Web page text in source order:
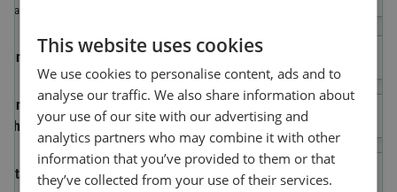
Țara în care este înmatriculat vehiculul.
Număr de înmatriculare
Numărul de identificare al
vehiculului (VIN)
Data de început a valabilității
This website uses cookies
We use cookies to personalise content, ads and to
analyse our traffic. We also share information about
your use of our site with our advertising and
analytics partners who may combine it with other
information that you’ve provided to them or that
they’ve collected from your use of their services.